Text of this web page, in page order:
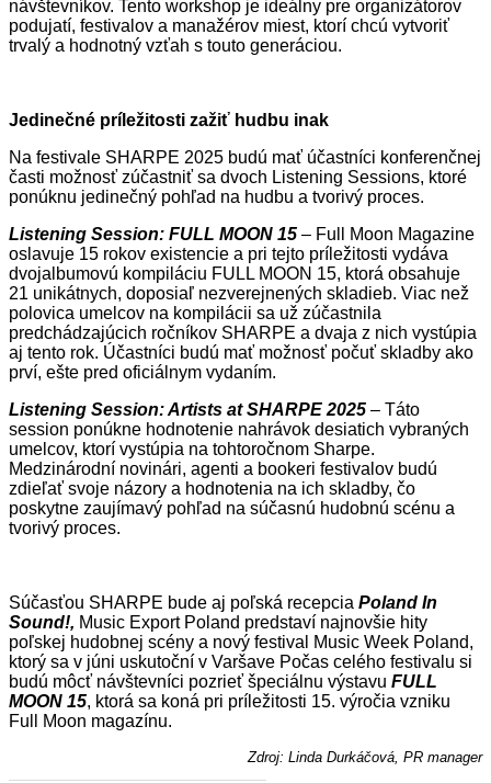
návštevníkov. Tento workshop je ideálny pre organizátorov
podujatí, festivalov a manažérov miest, ktorí chcú vytvoriť
trvalý a hodnotný vzťah s touto generáciou.
Jedinečné príležitosti zažiť hudbu inak
Na festivale SHARPE 2025 budú mať účastníci konferenčnej
časti možnosť zúčastniť sa dvoch Listening Sessions, ktoré
ponúknu jedinečný pohľad na hudbu a tvorivý proces.
Listening Session: FULL MOON 15 – Full Moon Magazine
oslavuje 15 rokov existencie a pri tejto príležitosti vydáva
dvojalbumovú kompiláciu FULL MOON 15, ktorá obsahuje
21 unikátnych, doposiaľ nezverejnených skladieb. Viac než
polovica umelcov na kompilácii sa už zúčastnila
predchádzajúcich ročníkov SHARPE a dvaja z nich vystúpia
aj tento rok. Účastníci budú mať možnosť počuť skladby ako
prví, ešte pred oficiálnym vydaním.
Listening Session: Artists at SHARPE 2025 – Táto
session ponúkne hodnotenie nahrávok desiatich vybraných
umelcov, ktorí vystúpia na tohtoročnom Sharpe.
Medzinárodní novinári, agenti a bookeri festivalov budú
zdieľať svoje názory a hodnotenia na ich skladby, čo
poskytne zaujímavý pohľad na súčasnú hudobnú scénu a
tvorivý proces.
Súčasťou SHARPE bude aj poľská recepcia Poland In
Sound!, Music Export Poland predstaví najnovšie hity
poľskej hudobnej scény a nový festival Music Week Poland,
ktorý sa v júni uskutoční v Varšave Počas celého festivalu si
budú môcť návštevníci pozrieť špeciálnu výstavu FULL
MOON 15, ktorá sa koná pri príležitosti 15. výročia vzniku
Full Moon magazínu.
Zdroj: Linda Durkáčová, PR manager